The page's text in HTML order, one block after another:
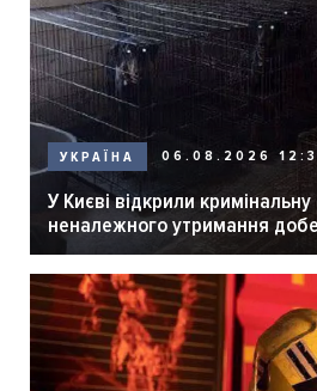
УКРАЇНА 06.08.2026
У Києві відкрили
неналежного утримання
розпліднику